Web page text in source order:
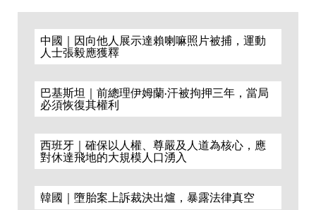
中國｜因向他人展示達賴喇嘛照片被捕，運動
人士張毅應獲釋
巴基斯坦｜前總理伊姆蘭·汗被拘押三年，當局
必須恢復其權利
西班牙｜確保以人權、尊嚴及人道為核心，應
對休達飛地的大規模人口湧入
韓國｜墮胎案上訴裁決出爐，暴露法律真空